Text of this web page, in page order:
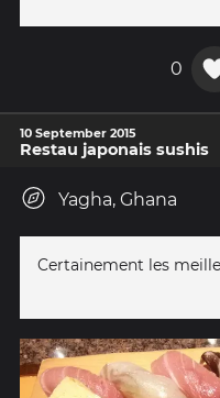
0
10 September 2015
Restau japonais sushis
Yagha, Ghana
Certainement les